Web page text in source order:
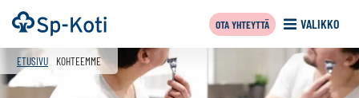
Siirry
sisältöön
Etusivu VALIKKO
OTA YHTEYTTÄ
ETUSIVU KOHTEEMME